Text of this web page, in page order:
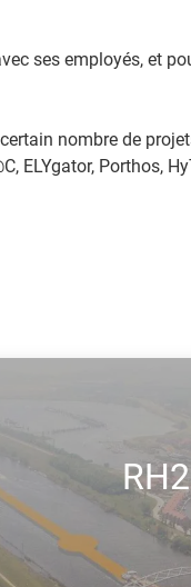
ses employés, et
nombre de
ELYgator, Porthos,